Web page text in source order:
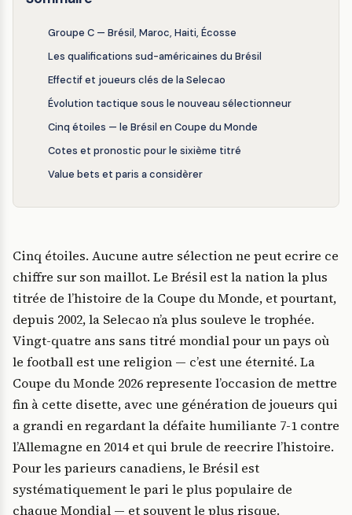
Groupe C — Brésil, Maroc, Haiti, Écosse
Les qualifications sud-américaines du Brésil
Effectif et joueurs clés de la Selecao
Évolution tactique sous le nouveau sélectionneur
Cinq étoiles — le Brésil en Coupe du Monde
Cotes et pronostic pour le sixième titré
Value bets et paris a considèrer
Cinq étoiles. Aucune autre sélection ne peut ecrire ce
chiffre sur son maillot. Le Brésil est la nation la plus
titrée de l’histoire de la Coupe du Monde, et pourtant,
depuis 2002, la Selecao n’a plus souleve le trophée.
Vingt-quatre ans sans titré mondial pour un pays où
le football est une religion — c’est une éternité. La
Coupe du Monde 2026 represente l’occasion de mettre
fin à cette disette, avec une génération de joueurs qui
a grandi en regardant la défaite humiliante 7-1 contre
l’Allemagne en 2014 et qui brule de reecrire l’histoire.
Pour les parieurs canadiens, le Brésil est
systématiquement le pari le plus populaire de
chaque Mondial — et souvent le plus risque.